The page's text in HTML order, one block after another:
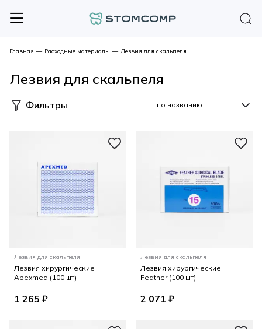
Главная — Расходные материалы — Лезвия для скальпеля
Лезвия для скальпеля
Фильтры
Лезвия для скальпеля
Лезвия хирургические
Apexmed (100 шт)
1 265 ₽
Лезвия для скальпеля
Лезвия хирургические
Feather (100 шт)
2 071 ₽